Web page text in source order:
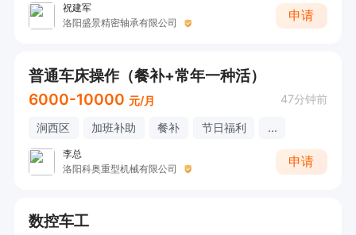
祝建军
洛阳盛景精密轴承有限公司
申请
普通车床操作（餐补+常年一种活）
6000-10000 元/月 47分钟前
涧西区 加班补助 餐补 节日福利 ...
李总
洛阳科奥重型机械有限公司
申请
数控车工